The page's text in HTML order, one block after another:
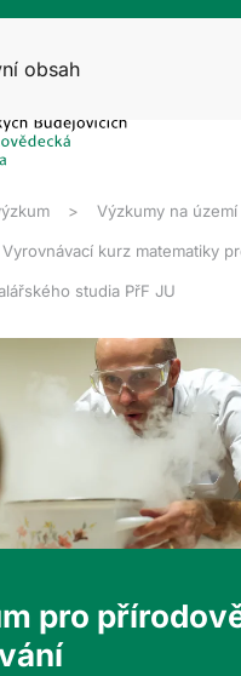
obsah
Výzkumy na území
kurz matematiky
studia PřF JU
pro